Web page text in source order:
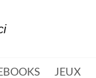
JEUX